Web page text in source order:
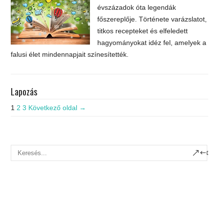
évszázadok óta legendák
főszereplője. Története varázslatot,
titkos recepteket és elfeledett
hagyományokat idéz fel, amelyek a
falusi élet mindennapjait színesítették.
Lapozás
1 2 3 Következő oldal →